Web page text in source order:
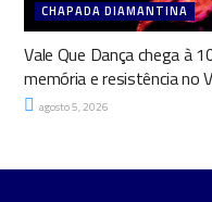
CHAPADA DIAMANTINA
Vale Que Dança chega à
memória e resistência no
agosto 5, 2026